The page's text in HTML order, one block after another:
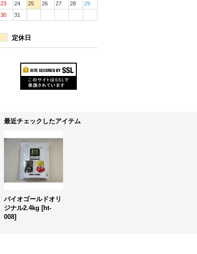
23
24 25 26 27 28
29
30
31
定休日
最近チェックしたアイテム
バイオゴールドオリ
ジナル2.4kg [ht-
008]